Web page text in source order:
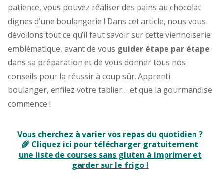
patience, vous pouvez réaliser des pains au chocolat
dignes d’une boulangerie ! Dans cet article, nous vous
dévoilons tout ce qu’il faut savoir sur cette viennoiserie
emblématique, avant de vous guider étape par étape
dans sa préparation et de vous donner tous nos
conseils pour la réussir à coup sûr. Apprenti
boulanger, enfilez votre tablier… et que la gourmandise
commence !
Vous cherchez à varier vos repas du quotidien ?
🌾 Cliquez ici pour télécharger gratuitement
une liste de courses sans gluten à imprimer et
garder sur le frigo !